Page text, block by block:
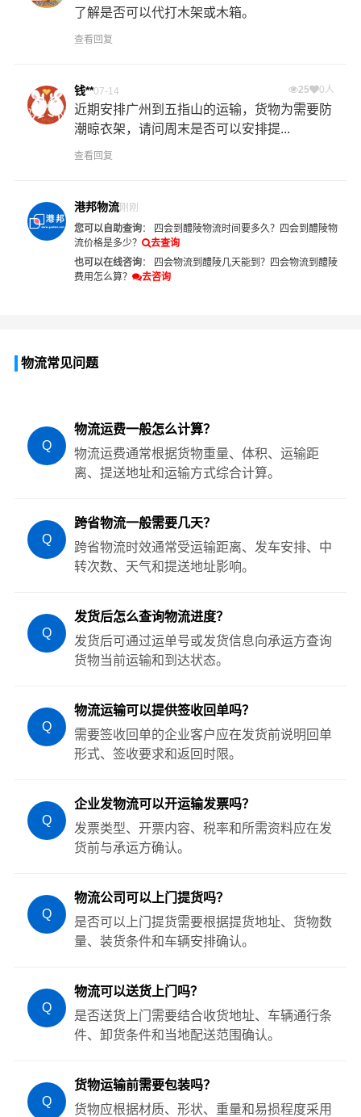
了解是否可以代打木架或木箱。
查看回复
钱**07-14 25 0人
近期安排广州到五指山的运输，货物为需要防
潮晾衣架，请问周末是否可以安排提...
查看回复
港邦物流刚刚
您可以自助查询： 四会到醴陵物流时间要多久？ 四会到醴陵物
流价格是多少？
去查询
也可以在线咨询： 四会物流到醴陵几天能到？ 四会物流到醴陵
费用怎么算？
去咨询
物流常见问题
Q
物流运费一般怎么计算？
物流运费通常根据货物重量、体积、运输距
离、提送地址和运输方式综合计算。
Q
跨省物流一般需要几天？
跨省物流时效通常受运输距离、发车安排、中
转次数、天气和提送地址影响。
Q
发货后怎么查询物流进度？
发货后可通过运单号或发货信息向承运方查询
货物当前运输和到达状态。
Q
物流运输可以提供签收回单吗？
需要签收回单的企业客户应在发货前说明回单
形式、签收要求和返回时限。
Q
企业发物流可以开运输发票吗？
发票类型、开票内容、税率和所需资料应在发
货前与承运方确认。
Q
物流公司可以上门提货吗？
是否可以上门提货需要根据提货地址、货物数
量、装货条件和车辆安排确认。
Q
物流可以送货上门吗？
是否送货上门需要结合收货地址、车辆通行条
件、卸货条件和当地配送范围确认。
Q
货物运输前需要包装吗？
货物应根据材质、形状、重量和易损程度采用